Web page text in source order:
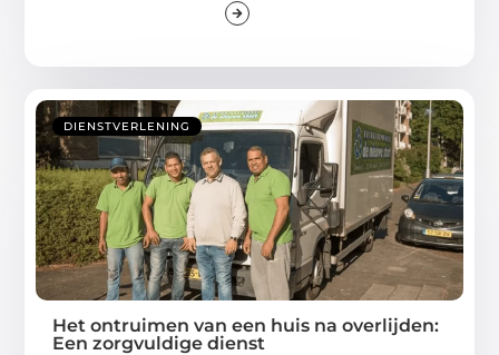
DIENSTVERLENING
Het ontruimen van een huis na overlijden:
Een zorgvuldige dienst